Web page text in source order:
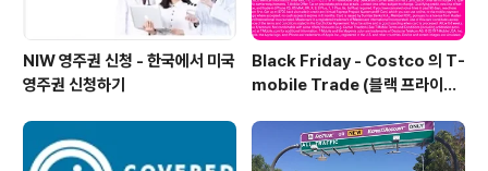
NIW 영주권 신청 - 한국에서 미국
영주권 신청하기
Black Friday - Costco 의 T-
mobile Trade (블랙 프라이데